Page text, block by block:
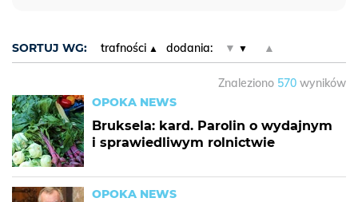
SORTUJ WG: trafności dodania: ▼ ▲
Znaleziono 570 wyników
OPOKA NEWS
Bruksela: kard. Parolin o wydajnym
i sprawiedliwym rolnictwie
OPOKA NEWS